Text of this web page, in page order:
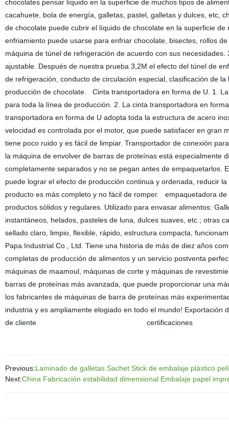
chocolates pensar líquido en la superficie de muchos tipos de
cacahuete, bola de energía, galletas, pastel, galletas y dulces, etc,
de chocolate puede cubrir el líquido de chocolate en la superficie
enfriamiento puede usarse para enfriar chocolate, bisectes, rollos
máquina de túnel de refrigeración de acuerdo con sus
ajustable. Después de nuestra prueba 3,2M el efecto del túnel de
de refrigeración, conducto de circulación especial, clasificación de
producción de chocolate. Cinta transportadora en forma de U. 1.
para toda la línea de producción. 2. La cinta transportadora en
transportadora en forma de U adopta toda la estructura de acero
velocidad es controlada por el motor, que puede satisfacer en gran
tiene poco ruido y es fácil de limpiar. Transportador de conexión
la máquina de envolver de barras de proteínas está especialmente
completamente separados y no se pegan antes de
puede lograr el efecto de producción continua y ordenada, reducir
producto es más completo y no fácil de romper. empaquetadora
productos sólidos y regulares. Utilizado para envasar alimentos:
instantáneos, helados, pasteles de luna, dulces suaves, etc.; otras
sellado claro, limpio, flexible, rápido, estructura compacta,
Papa Industrial Co., Ltd. Tiene una historia de más de diez años
completas de producción de alimentos y un servicio postventa
máquinas de maamoul, máquinas de corte y máquinas de
barras de proteínas más avanzada, que puede proporcionar una
los fabricantes de máquinas de barra de proteínas más
industria y es ampliamente elogiado en todo el mundo!
de cliente certificaciones
Previous:Laminado de galletas Sachet Stick de embalaje plástico
Next:China Fabricación estabilidad dimensional Embalaje papel